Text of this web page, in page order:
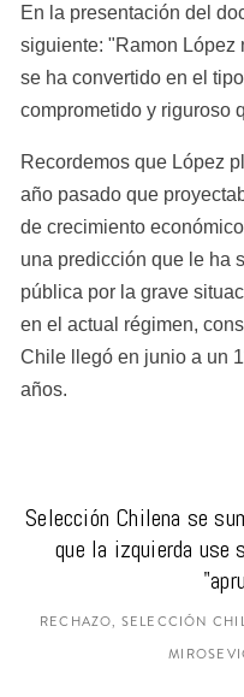
En la presentación del
siguiente: "Ramon López
se ha convertido en el
comprometido y riguroso
Recordemos que López
año pasado que
de crecimiento
una predicción que le ha
pública por la grave
en el actual régimen,
Chile llegó en junio a un
años.
Selección Chilena se
que la izquierda use
RECHAZO, SELECCIÓN